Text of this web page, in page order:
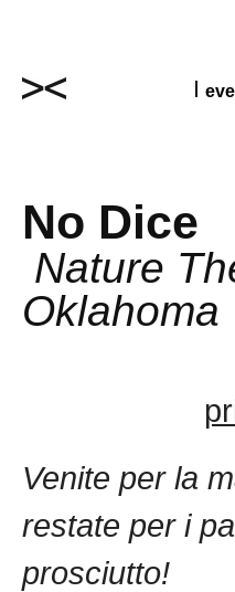
No Dice
Nature
Oklahoma
Venite per la
restate per i
prosciutto!